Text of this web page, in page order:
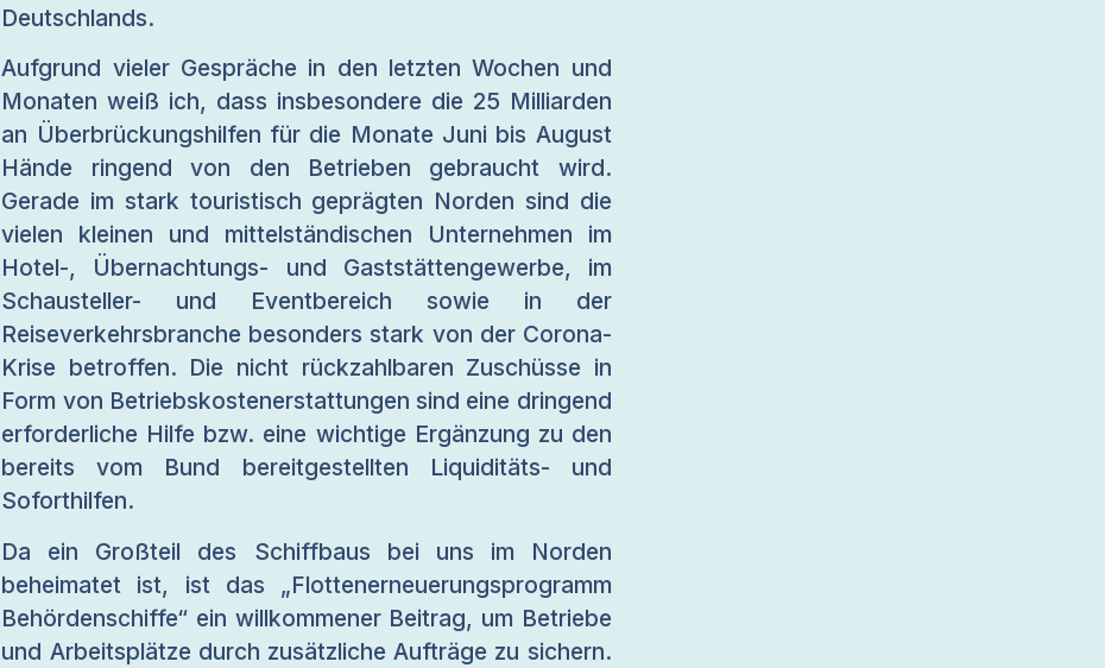
Deutschlands.
Aufgrund vieler Gespräche in den letzten Wochen und
Monaten weiß ich, dass insbesondere die 25 Milliarden
an Überbrückungshilfen für die Monate Juni bis August
Hände ringend von den Betrieben gebraucht wird.
Gerade im stark touristisch geprägten Norden sind die
vielen kleinen und mittelständischen Unternehmen im
Hotel-, Übernachtungs- und Gaststättengewerbe, im
Schausteller- und Eventbereich sowie in der
Reiseverkehrsbranche besonders stark von der Corona-
Krise betroffen. Die nicht rückzahlbaren Zuschüsse in
Form von Betriebskostenerstattungen sind eine dringend
erforderliche Hilfe bzw. eine wichtige Ergänzung zu den
bereits vom Bund bereitgestellten Liquiditäts- und
Soforthilfen.
Da ein Großteil des Schiffbaus bei uns im Norden
beheimatet ist, ist das „Flottenerneuerungsprogramm
Behördenschiffe“ ein willkommener Beitrag, um Betriebe
und Arbeitsplätze durch zusätzliche Aufträge zu sichern.